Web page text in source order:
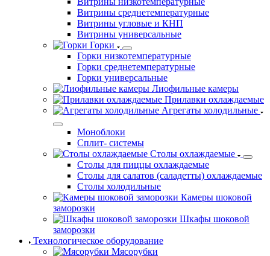
Витрины среднетемпературные
Витрины угловые и КНП
Витрины универсальные
Горки
Горки низкотемпературные
Горки среднетемпературные
Горки универсальные
Лиофильные камеры
Прилавки охлаждаемые
Агрегаты холодильные
Моноблоки
Сплит- системы
Столы охлаждаемые
Столы для пиццы охлаждаемые
Столы для салатов (саладетты) охлаждаемые
Столы холодильные
Камеры шоковой
заморозки
Шкафы шоковой
заморозки
Технологическое оборудование
Мясорубки